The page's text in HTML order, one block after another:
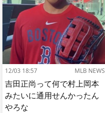
12/03 18:57 MLB NEWS
吉田正尚って何で村上岡本
みたいに通用せんかったん
やろな